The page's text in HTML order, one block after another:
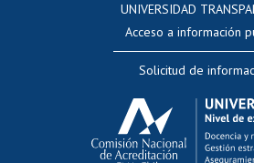
Evaluación
Calificación
Postulación al
Funcionarias/os
UNIVERSIDAD
Acceso a información
Solicitud de